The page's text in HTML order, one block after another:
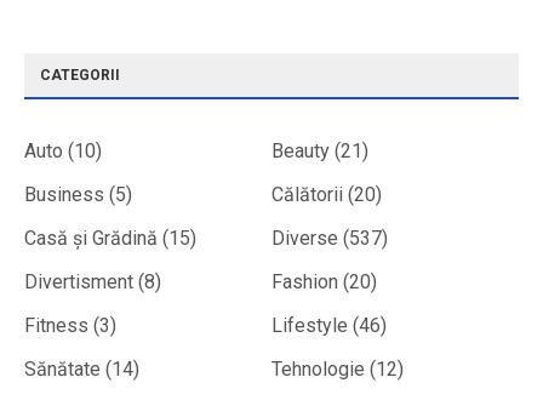
CATEGORII
Auto (10) Beauty (21)
Business (5) Călătorii (20)
Casă și Grădină (15) Diverse (537)
Divertisment (8) Fashion (20)
Fitness (3) Lifestyle (46)
Sănătate (14) Tehnologie (12)